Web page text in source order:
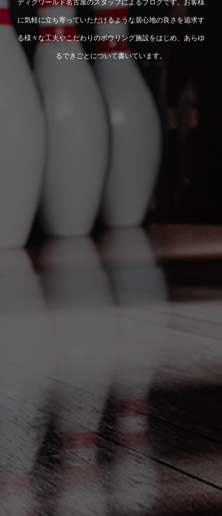
ディグワールド名古屋のスタッフによるブログです。お客様
に気軽に立ち寄っていただけるような居心地の良さを追求す
る様々な工夫やこだわりのボウリング施設をはじめ、あらゆ
るできごとについて書いています。